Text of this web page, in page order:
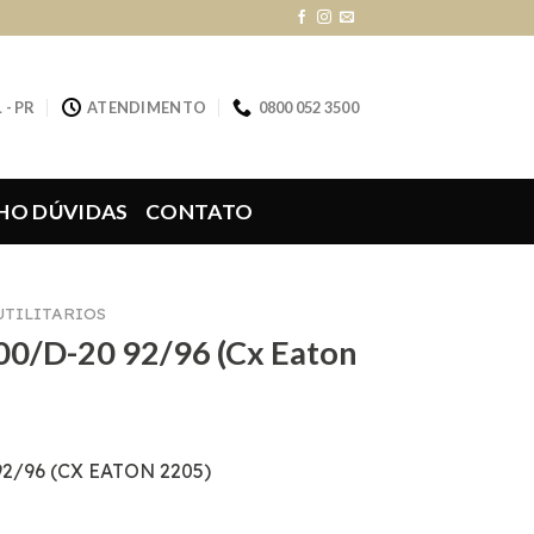
- PR ATENDIMENTO 0800 052 3500
DÚVIDAS CONTATO
D-20 92/96 (Cx Eaton
96 (CX EATON 2205)